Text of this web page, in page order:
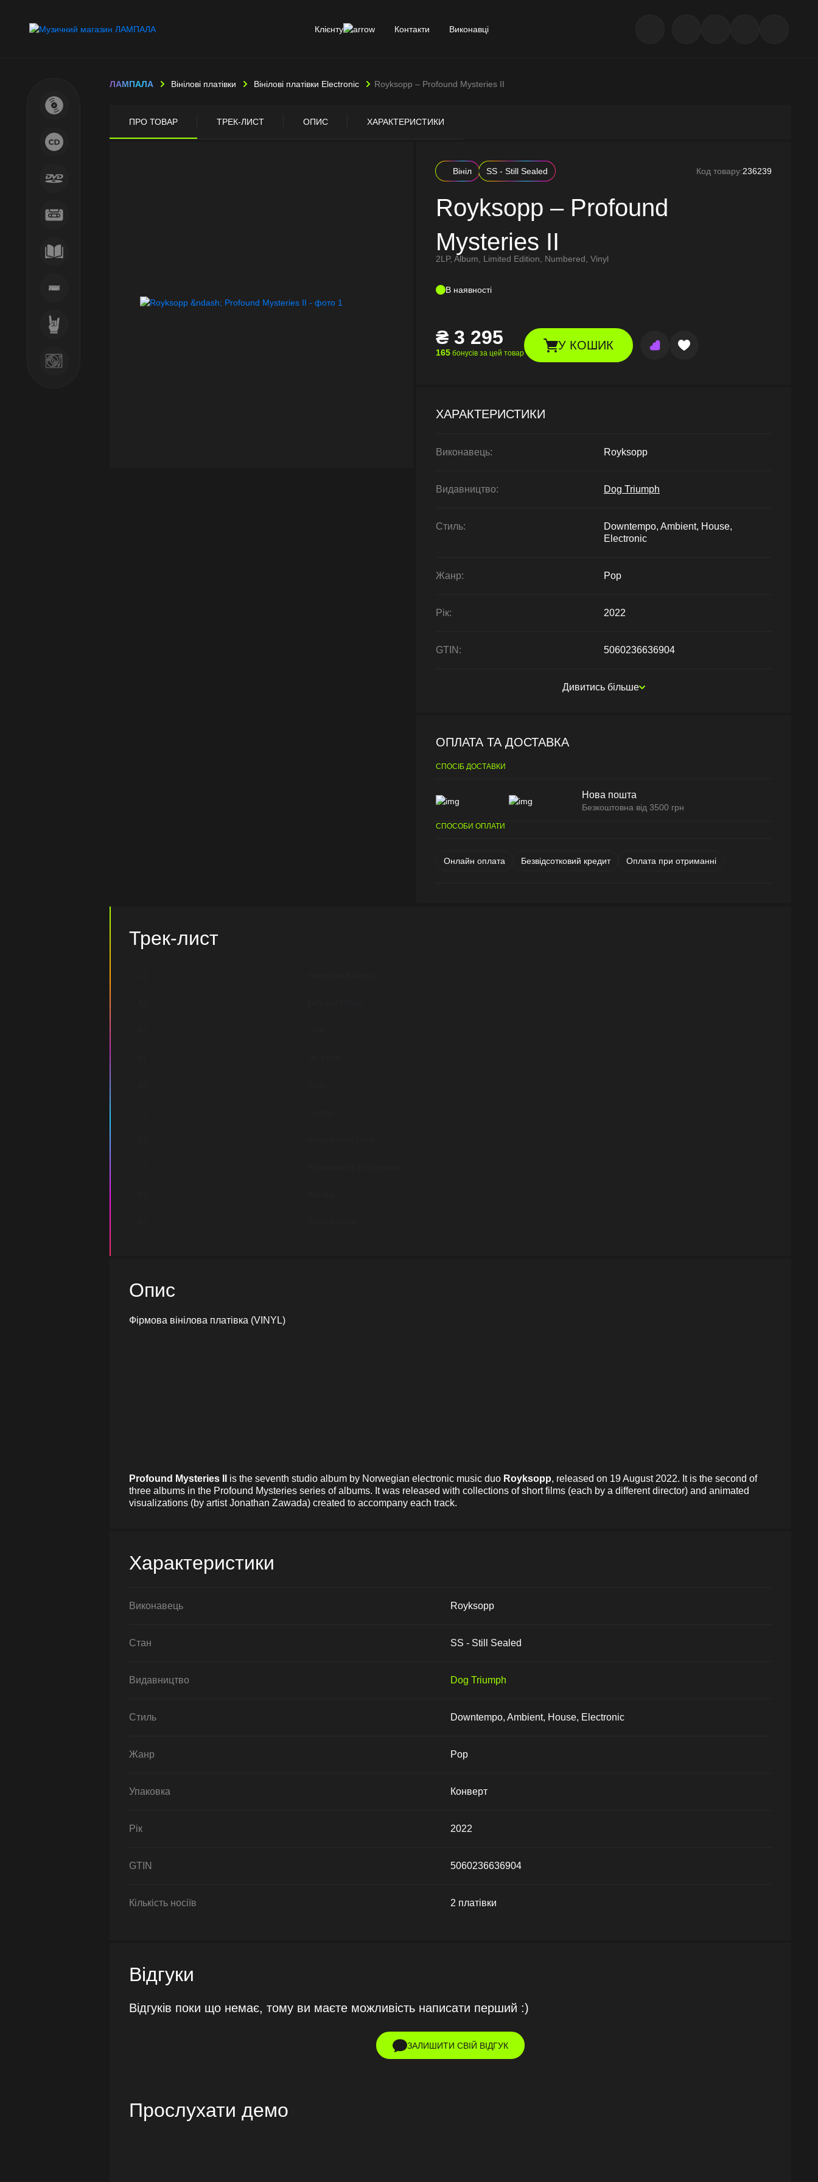
Клієнту Контакти Виконавці
ЛАМПАЛА Вінілові платівки Вінілові платівки Electronic Royksopp – Profound Mysteries II
ПРО ТОВАР ТРЕК-ЛИСТ ОПИС ХАРАКТЕРИСТИКИ
Вініл SS - Still Sealed Код товару:236239
Royksopp – Profound
Mysteries II
2LP, Album, Limited Edition, Numbered, Vinyl
В наявності
₴ 3 295
165 бонусів за цей товар
У КОШИК
ХАРАКТЕРИСТИКИ
Виконавець: Royksopp
Видавництво: Dog Triumph
Стиль:
Downtempo, Ambient, House,
Electronic
Жанр: Pop
Рік: 2022
GTIN: 5060236636904
Дивитись більше
ОПЛАТА ТА ДОСТАВКА
СПОСІБ ДОСТАВКИ
Нова пошта
Безкоштовна від 3500 грн
СПОСОБИ ОПЛАТИ
Онлайн оплата Безвідсотковий кредит Оплата при отриманні
Трек-лист
Опис
Фірмова вінілова платівка (VINYL)
Profound Mysteries II is the seventh studio album by Norwegian electronic music duo Royksopp, released on 19 August 2022. It is the second of
three albums in the Profound Mysteries series of albums. It was released with collections of short films (each by a different director) and animated
visualizations (by artist Jonathan Zawada) created to accompany each track.
Характеристики
Виконавець Royksopp
Стан SS - Still Sealed
Видавництво Dog Triumph
Стиль Downtempo, Ambient, House, Electronic
Жанр Pop
Упаковка Конверт
Рік 2022
GTIN 5060236636904
Кількість носіїв 2 платівки
Відгуки
Відгуків поки що немає, тому ви маєте можливість написати перший :)
ЗАЛИШИТИ СВІЙ ВІДГУК
Прослухати демо